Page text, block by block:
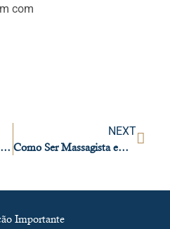
com
Massagem Casal Lisboa: Uma Experiência de Relaxamento, Conexão e Intimidade
NEXT
Como Ser Massagista em Lisboa – Guia Completo do Artemis Lisbon Spa
Importante